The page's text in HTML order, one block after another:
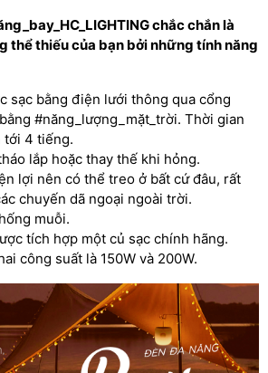
chắc chắn là
thể thiếu của bạn bởi những tính năng
sạc bằng điện lưới thông qua cổng
#năng_lượng_mặt_trời. Thời gian
tới 4 tiếng.
lắp hoặc thay thế khi hỏng.
lợi nên có thể treo ở bất cứ đâu, rất
chuyến dã ngoại ngoài trời.
muỗi.
tích hợp một củ sạc chính hãng.
công suất là 150W và 200W.